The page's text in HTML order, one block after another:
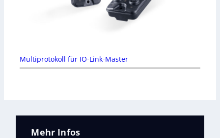
Multiprotokoll für IO-Link-Master
Mehr Infos